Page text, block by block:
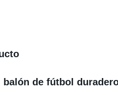
balón de fútbol